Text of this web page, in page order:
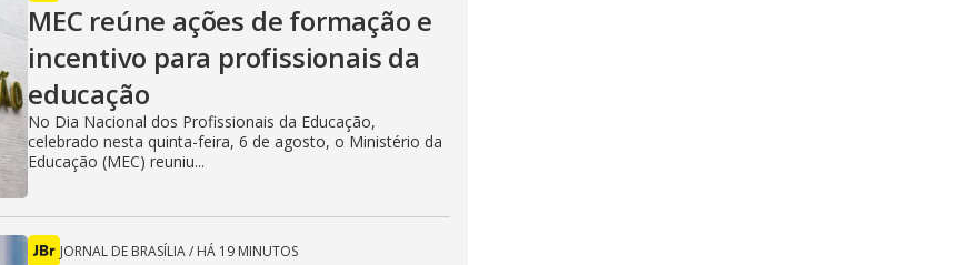
MEC reúne ações de formação e
incentivo para profissionais da
educação
No Dia Nacional dos Profissionais da Educação,
celebrado nesta quinta-feira, 6 de agosto, o Ministério da
Educação (MEC) reuniu...
JORNAL DE BRASÍLIA/ HÁ 19 MINUTOS